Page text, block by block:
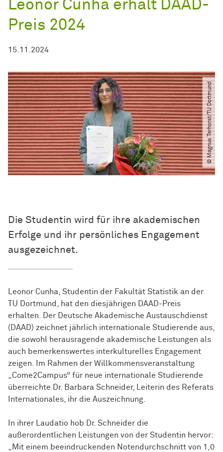
Leonor Cunha erhält DAAD-
Preis 2024
15.11.2024
© Magnus Terhorst​/​TU Dortmund
Die Studentin wird für ihre akademischen
Erfolge und ihr persönliches Engagement
ausgezeichnet.
Leonor Cunha, Studentin der Fakultät Statistik an der
TU Dortmund, hat den diesjährigen DAAD-Preis
erhalten. Der Deutsche Akademische Austauschdienst
(DAAD) zeichnet jährlich internationale Studierende aus,
die sowohl herausragende akademische Leistungen als
auch bemerkenswertes interkulturelles Engagement
zeigen. Im Rahmen der Willkommensveranstaltung
„Come2Campus“ für neue internationale Studierende
überreichte Dr. Barbara Schneider, Leiterin des Referats
Internationales, ihr die Auszeichnung.
In ihrer Laudatio hob Dr. Schneider die
außerordentlichen Leistungen von der Studentin hervor:
„Mit einem beeindruckenden Notendurchschnitt von 1,0